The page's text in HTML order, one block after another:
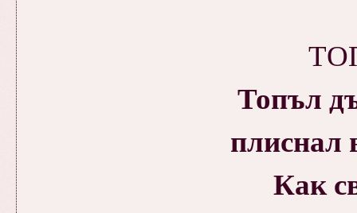
Топъл
плиснал
Как